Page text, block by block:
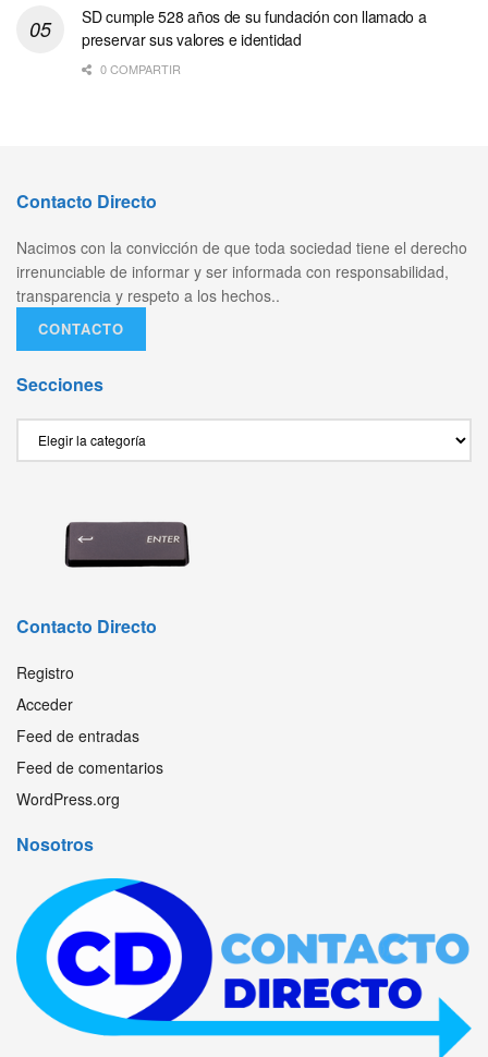
SD cumple 528 años de su fundación con llamado a
preservar sus valores e identidad
0 COMPARTIR
Contacto Directo
Nacimos con la convicción de que toda sociedad tiene el derecho
irrenunciable de informar y ser informada con responsabilidad,
transparencia y respeto a los hechos..
CONTACTO
Secciones
Contacto Directo
Registro
Acceder
Feed de entradas
Feed de comentarios
WordPress.org
Nosotros